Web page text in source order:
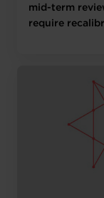
mid-term
require